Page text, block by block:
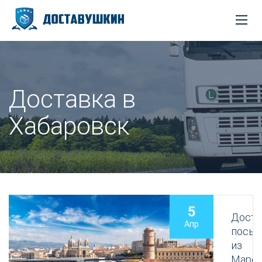
Доставка в
Хабаровск
5
Апр
из